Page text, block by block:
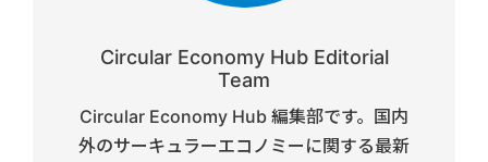
Circular Economy Hub Editorial
Team
Circular Economy Hub 編集部です。国内
外のサーキュラーエコノミーに関する最新